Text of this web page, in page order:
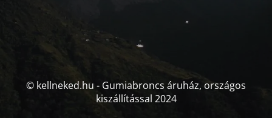
© kellneked.hu - Gumiabroncs áruház, országos
kiszállítással 2024